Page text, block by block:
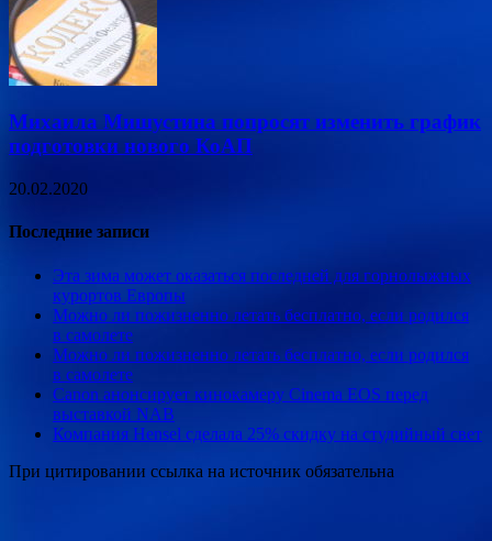
Михаила Мишустина попросят изменить график
подготовки нового КоАП
20.02.2020
Последние записи
Эта зима может оказаться последней для горнолыжных
курортов Европы
Можно ли пожизненно летать бесплатно, если родился
в самолете
Можно ли пожизненно летать бесплатно, если родился
в самолете
Canon анонсирует кинокамеру Cinema EOS перед
выставкой NAB
Компания Hensel сделала 25% скидку на студийный свет
При цитировании ссылка на источник обязательна